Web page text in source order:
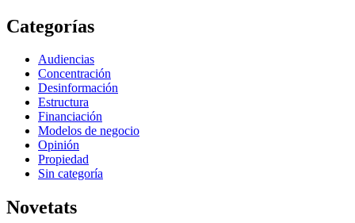
Categorías
Audiencias
Concentración
Desinformación
Estructura
Financiación
Modelos de negocio
Opinión
Propiedad
Sin categoría
Novetats